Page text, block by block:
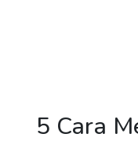
5 Cara